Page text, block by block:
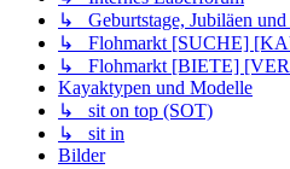
↳ Geburtstage, Jubiläen und
↳ Flohmarkt [SUCHE]
↳ Flohmarkt [BIETE]
Kayaktypen und Modelle
↳ sit on top (SOT)
↳ sit in
Bilder